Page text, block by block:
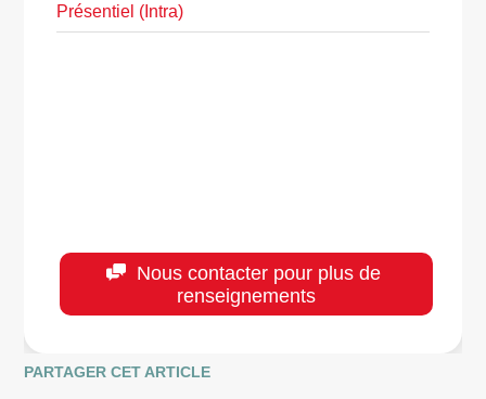
Présentiel (Intra)
Nous contacter pour plus de
renseignements
PARTAGER CET ARTICLE